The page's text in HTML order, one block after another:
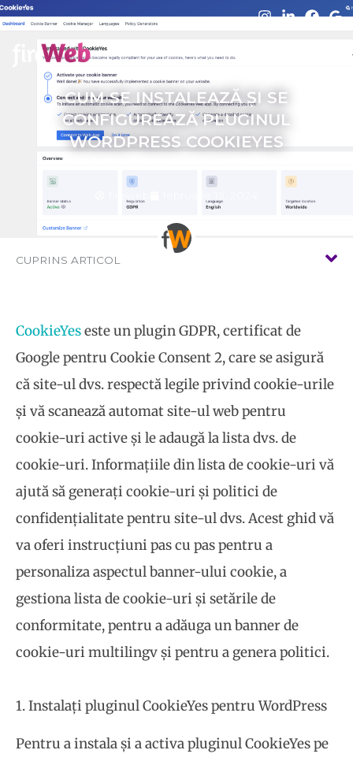
Skip
content
CUM SE INSTALEAZĂ ȘI SE
CONFIGUREAZĂ PLUGINUL
WORDPRESS COOKIEYES
CUPRINS ARTICOL
CookieYeseste un plugin GDPR, certificat de
Google pentru Cookie Consent 2, care se asigură
că site-ul dvs. respectă legile privind cookie-urile
și vă scanează automat site-ul web pentru
cookie-uri active și le adaugă la lista dvs. de
cookie-uri. Informațiile din lista de cookie-uri vă
ajută să generați cookie-uri și politici de
confidențialitate pentru site-ul dvs. Acest ghid vă
va oferi instrucțiuni pas cu pas pentru a
personaliza aspectul banner-ului cookie, a
gestiona lista de cookie-uri și setările de
conformitate, pentru a adăuga un banner de
cookie-uri multilingv și pentru a genera politici.
1. Instalați pluginul CookieYes pentru WordPress
Pentru a instala și a activa pluginul CookieYes pe